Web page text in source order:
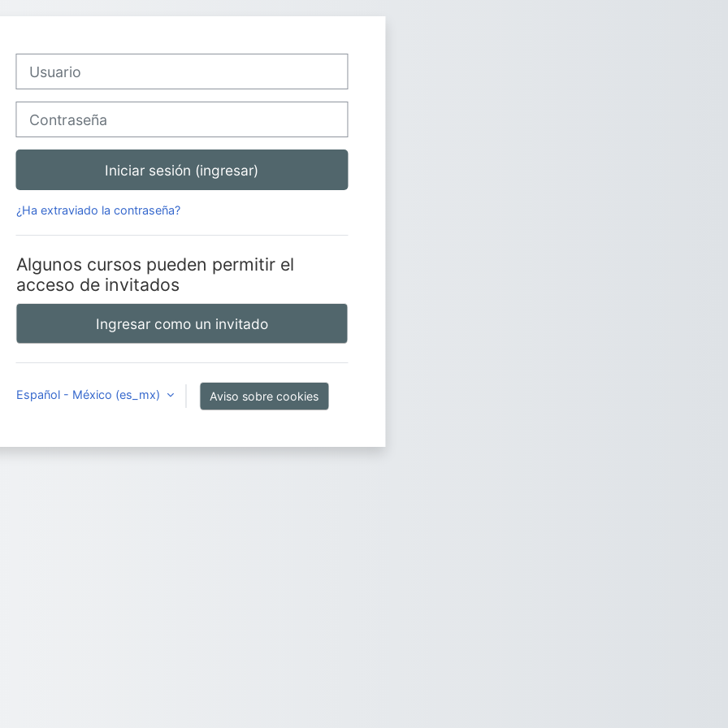
Iniciar sesión (ingresar)
¿Ha extraviado la contraseña?
Algunos cursos pueden permitir el
acceso de invitados
Ingresar como un invitado
Español - México ‎(es_mx)‎ Aviso sobre cookies